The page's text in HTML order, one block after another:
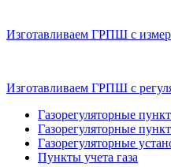
Изготавливаем ГРПШ с
Изготавливаем ГРПШ с
Газорегуляторные
Газорегуляторные
Газорегуляторные
Пункты учета газа